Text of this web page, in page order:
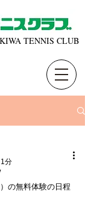
TENNIS CLUB
分
の無料体験の日程